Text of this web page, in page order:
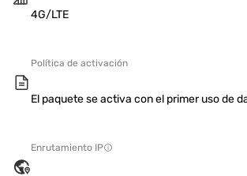
4G/LTE
Política de activación
El paquete se activa con el primer uso de
Enrutamiento IP